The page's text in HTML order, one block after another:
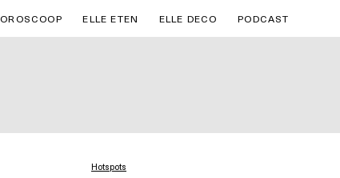
ELLE ETEN ELLE DECO PODCAST
Hotspots